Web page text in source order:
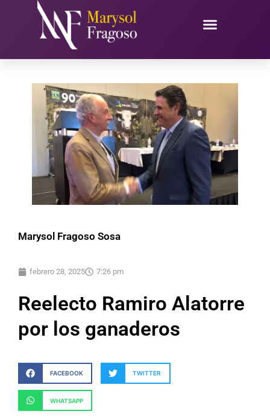
contenido
Marysol Fragoso Sosa
febrero 28, 2025 7:26 pm
Reelecto Ramiro Alatorre
por los ganaderos
FACEBOOK TWITTER
WHATSAPP